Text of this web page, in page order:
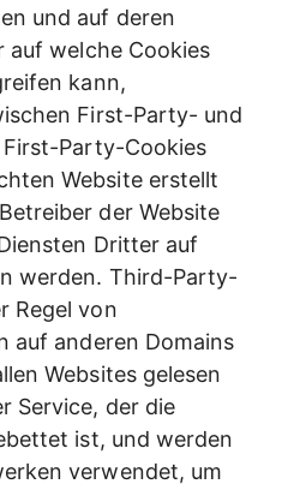
und auf deren
auf welche Cookies
kann,
First-Party- und
Party-Cookies
Website erstellt
der Website
Dritter auf
werden. Third-Party-
Regel von
auf anderen Domains
Websites gelesen
Service, der die
ist, und werden
verwendet, um